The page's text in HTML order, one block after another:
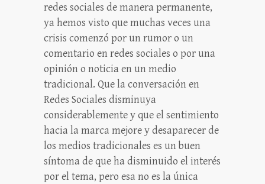
redes sociales de manera permanente,
ya hemos visto que muchas veces una
crisis comenzó por un rumor o un
comentario en redes sociales o por una
opinión o noticia en un medio
tradicional. Que la conversación en
Redes Sociales disminuya
considerablemente y que el sentimiento
hacia la marca mejore y desaparecer de
los medios tradicionales es un buen
síntoma de que ha disminuido el interés
por el tema, pero esa no es la única